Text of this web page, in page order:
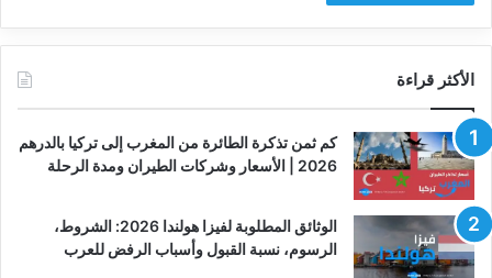
الأكثر قراءة
كم ثمن تذكرة الطائرة من المغرب إلى تركيا بالدرهم
2026 | الأسعار وشركات الطيران ومدة الرحلة
الوثائق المطلوبة لفيزا هولندا 2026: الشروط،
الرسوم، نسبة القبول وأسباب الرفض للعرب